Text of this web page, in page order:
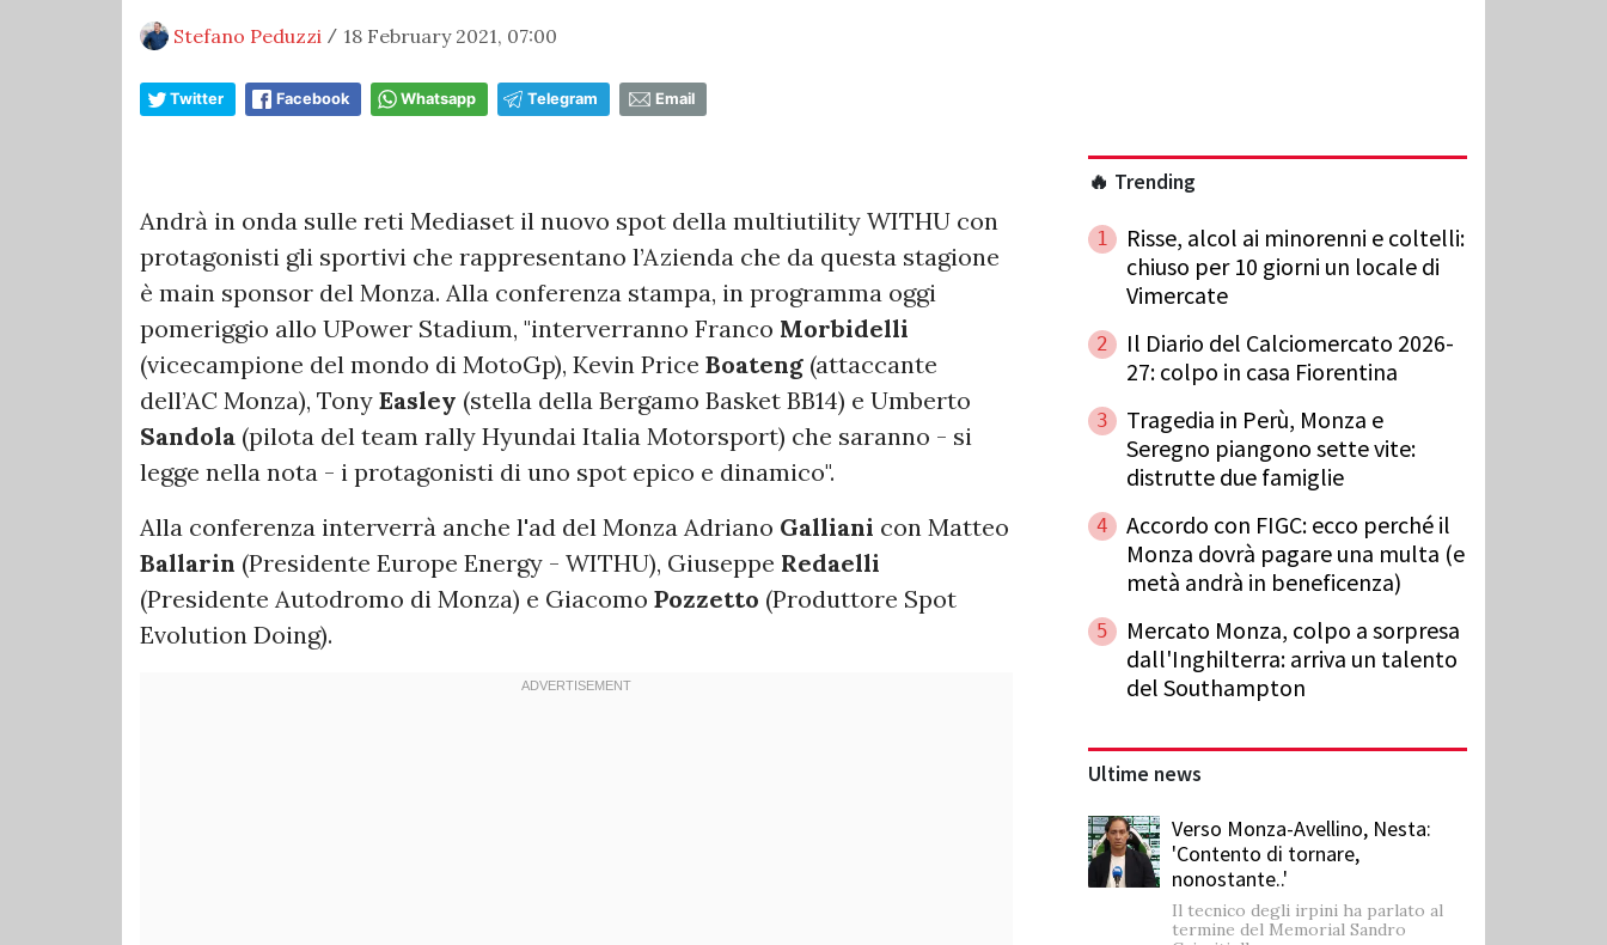
Stefano Peduzzi / 18 February 2021, 07:00
Twitter Facebook Whatsapp Telegram Email
Andrà in onda sulle reti Mediaset il nuovo spot della multiutility WITHU con
protagonisti gli sportivi che rappresentano l’Azienda che da questa stagione
è main sponsor del Monza. Alla conferenza stampa, in programma oggi
pomeriggio allo UPower Stadium, "interverranno Franco Morbidelli
(vicecampione del mondo di MotoGp), Kevin Price Boateng (attaccante
dell’AC Monza), Tony Easley (stella della Bergamo Basket BB14) e Umberto
Sandola (pilota del team rally Hyundai Italia Motorsport) che saranno - si
legge nella nota - i protagonisti di uno spot epico e dinamico".
Alla conferenza interverrà anche l'ad del Monza Adriano Galliani con Matteo
Ballarin (Presidente Europe Energy - WITHU), Giuseppe Redaelli
(Presidente Autodromo di Monza) e Giacomo Pozzetto (Produttore Spot
Evolution Doing).
🔥 Trending
1
Risse, alcol ai minorenni e coltelli:
chiuso per 10 giorni un locale di
Vimercate
2
Il Diario del Calciomercato 2026-
27: colpo in casa Fiorentina
3
Tragedia in Perù, Monza e
Seregno piangono sette vite:
distrutte due famiglie
4
Accordo con FIGC: ecco perché il
Monza dovrà pagare una multa (e
metà andrà in beneficenza)
5
Mercato Monza, colpo a sorpresa
dall'Inghilterra: arriva un talento
del Southampton
Ultime news
Verso Monza-Avellino, Nesta:
'Contento di tornare,
nonostante..'
Il tecnico degli irpini ha parlato al
termine del Memorial Sandro